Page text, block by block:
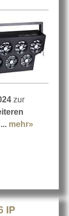
zur
mehr»
IP